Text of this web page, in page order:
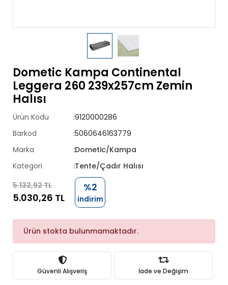
Dometic Kampa Continental
Leggera 260 239x257cm Zemin
Halısı
Ürün Kodu
:9120000286
Barkod
:5060646163779
Marka
:Dometic/Kampa
Kategori
:Tente/Çadır Halısı
5.132,92 TL
5.030,26 TL
%2
indirim
Ürün stokta bulunmamaktadır.
Güvenli Alışveriş İade ve Değişim